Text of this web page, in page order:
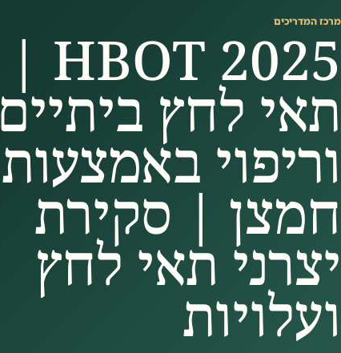
מרכז המדריכים
תאי לחץ ביתיים
וריפוי באמצעות
חמצן | סקירת
יצרני תאי לחץ
ועלויות